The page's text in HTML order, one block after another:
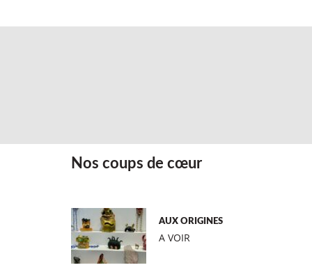
Nos coups de cœur
AUX ORIGINES
A VOIR